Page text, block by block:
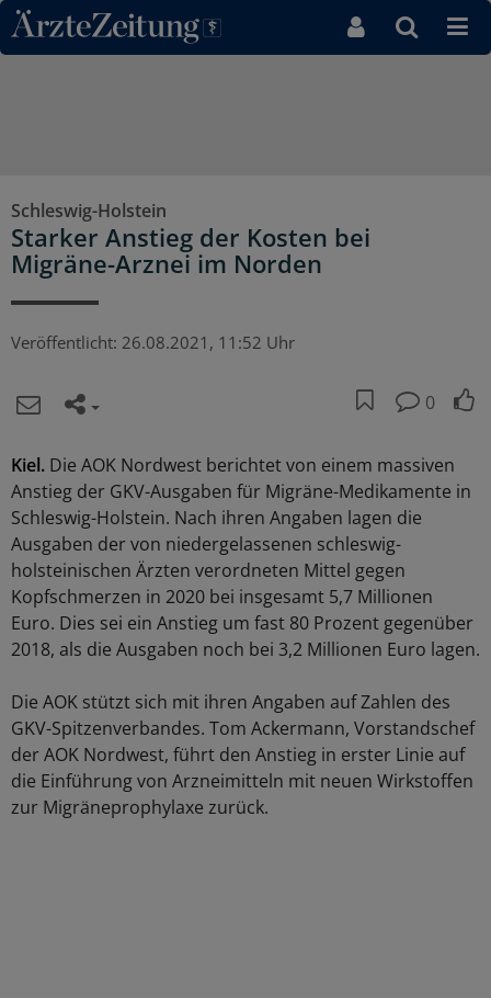
Direkt zum Inhaltsbereich
Schleswig-Holstein
Starker Anstieg der Kosten bei
Migräne-Arznei im Norden
Veröffentlicht: 26.08.2021, 11:52 Uhr
0
Kiel. Die AOK Nordwest berichtet von einem massiven
Anstieg der GKV-Ausgaben für Migräne-Medikamente in
Schleswig-Holstein. Nach ihren Angaben lagen die
Ausgaben der von niedergelassenen schleswig-
holsteinischen Ärzten verordneten Mittel gegen
Kopfschmerzen in 2020 bei insgesamt 5,7 Millionen
Euro. Dies sei ein Anstieg um fast 80 Prozent gegenüber
2018, als die Ausgaben noch bei 3,2 Millionen Euro lagen.
Die AOK stützt sich mit ihren Angaben auf Zahlen des
GKV-Spitzenverbandes. Tom Ackermann, Vorstandschef
der AOK Nordwest, führt den Anstieg in erster Linie auf
die Einführung von Arzneimitteln mit neuen Wirkstoffen
zur Migräneprophylaxe zurück.